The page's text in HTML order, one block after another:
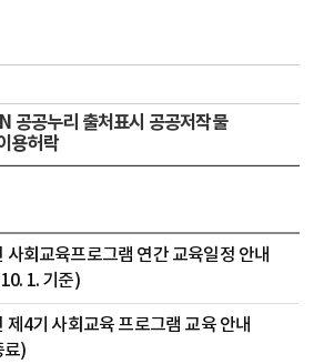
공공누리 출처표시 공공저작물
용허락
사회교육프로그램 연간 교육일정 안내
1. 기준)
제4기 사회교육 프로그램 교육 안내
료)